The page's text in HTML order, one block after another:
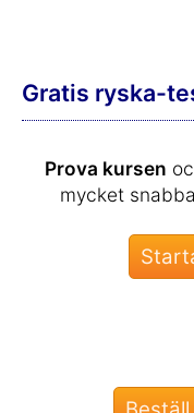
Gratis ryska-
Prova kursen
mycket